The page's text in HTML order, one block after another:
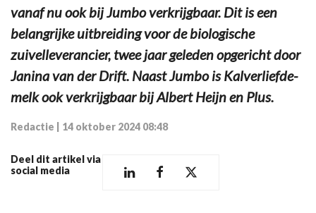
vanaf nu ook bij Jumbo verkrijgbaar. Dit is een
belangrijke uitbreiding voor de biologische
zuivelleverancier, twee jaar geleden opgericht door
Janina van der Drift. Naast Jumbo is Kalverliefde-
melk ook verkrijgbaar bij Albert Heijn en Plus.
Redactie 14 oktober 2024 08:48
Deel dit artikel via
social media